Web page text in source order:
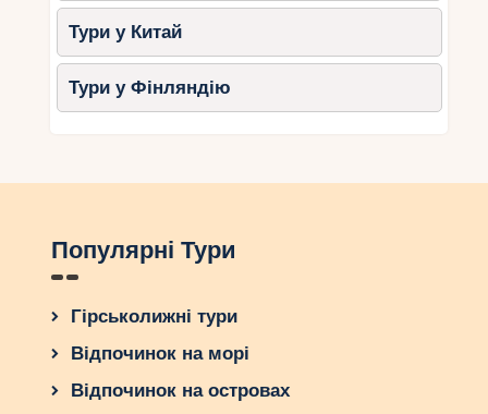
Тури у Китай
Тури у Фінляндію
Популярні Тури
Гірськолижні тури
Відпочинок на морі
Відпочинок на островах